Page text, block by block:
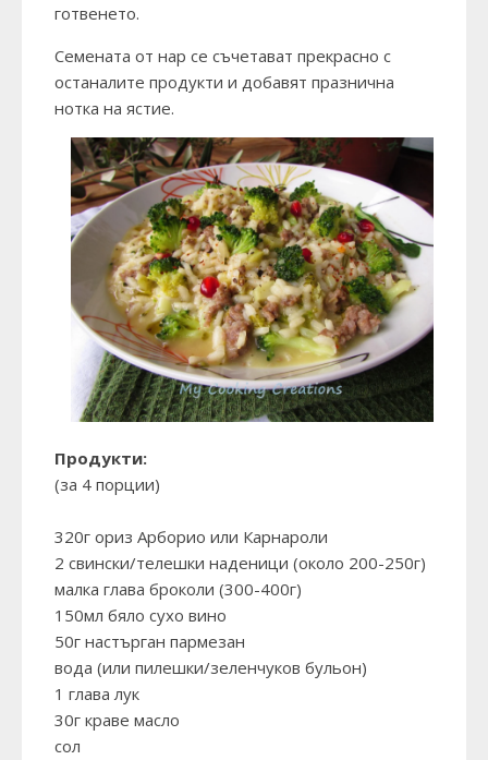
готвенето.
Семената от нар се съчетават прекрасно с
останалите продукти и добавят празнична
нотка на ястие.
Продукти:
(за 4 порции)
320г ориз Арборио или Карнароли
2 свински/телешки наденици (около 200-250г)
малка глава броколи (300-400г)
150мл бяло сухо вино
50г настърган пармезан
вода (или пилешки/зеленчуков бульон)
1 глава лук
30г краве масло
сол